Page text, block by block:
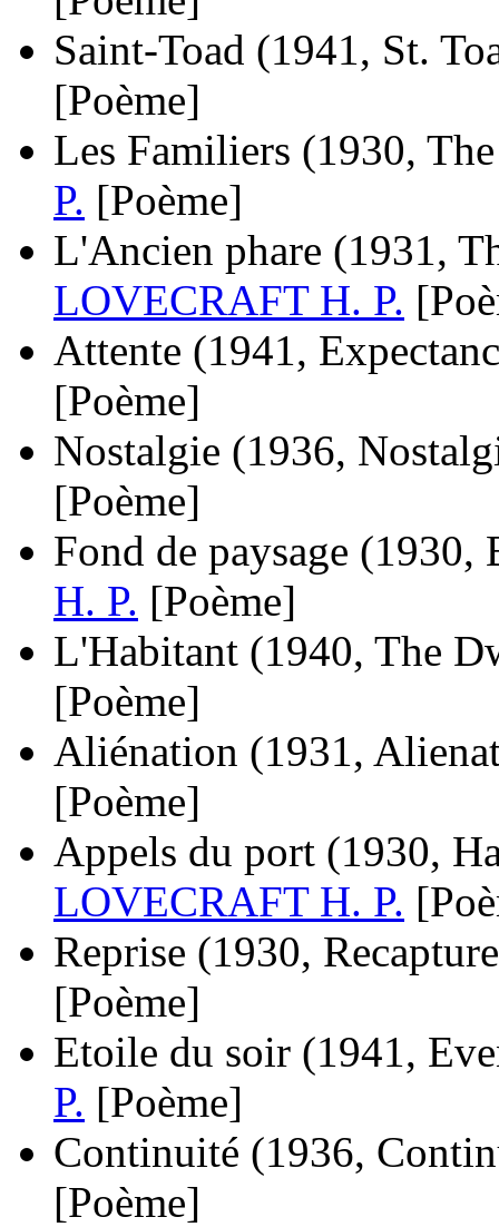
Saint-Toad (1941, St.
[Poème]
Les Familiers (1930,
P. [Poème]
L'Ancien phare (1931,
LOVECRAFT H. P.
Attente (1941,
[Poème]
Nostalgie (1936,
[Poème]
Fond de paysage (1930,
H. P. [Poème]
L'Habitant (1940, The
[Poème]
Aliénation (1931,
[Poème]
Appels du port (1930,
LOVECRAFT H. P.
Reprise (1930,
[Poème]
Etoile du soir (1941,
P. [Poème]
Continuité (1936,
[Poème]